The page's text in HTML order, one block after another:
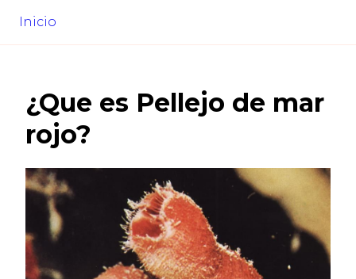
Inicio
¿Que es Pellejo de mar
rojo?